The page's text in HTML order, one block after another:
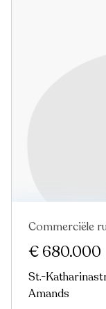
Commerciële
€ 680.000
St.-
Amands